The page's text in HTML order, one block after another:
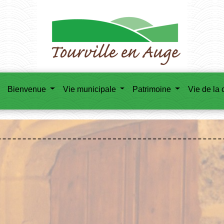
Bienvenue Vie municipale Patrimoine Vie de la